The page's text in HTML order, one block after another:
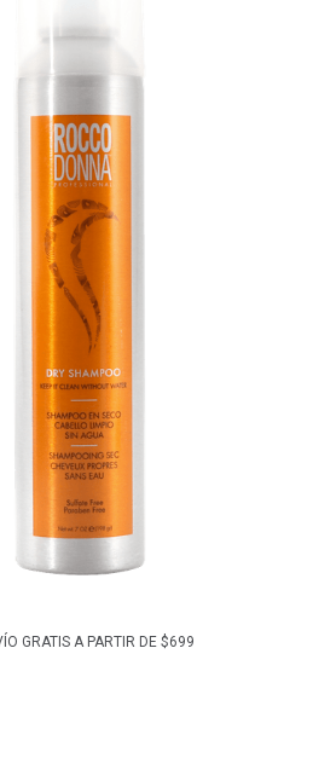
GRATIS A PARTIR DE $699
olaplex
manic panic
protectores termicos
tocobo
tinte
centella